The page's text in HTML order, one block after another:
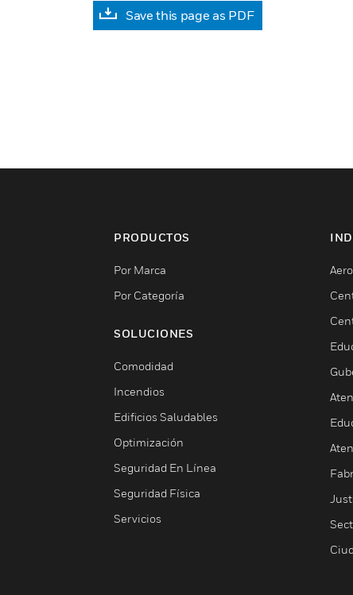
Save this page as PDF
PRODUCTOS
Por Marca
Por Categoría
SOLUCIONES
Comodidad
Incendios
Edificios Saludables
Optimización
Seguridad En Línea
Seguridad Física
Servicios